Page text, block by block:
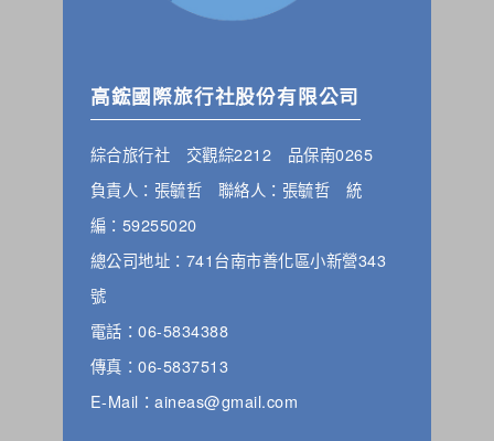
高鋐國際旅行社股份有限公司
綜合旅行社 交觀綜2212 品保南0265
負責人：張毓哲 聯絡人：張毓哲 統
編：59255020
總公司地址：741台南市善化區小新營343
號
電話：06-5834388
傳真：06-5837513